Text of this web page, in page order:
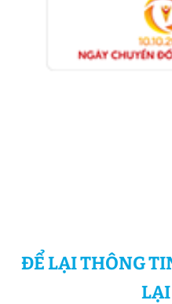
ĐỂ LẠI THÔNG